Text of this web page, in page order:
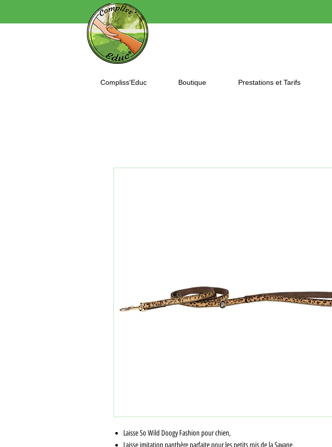
Compliss'Educ Boutique Prestations et Tarifs
Laisse So Wild Doogy Fashion pour chien,
Laisse imitation panthère parfaite pour les petits rois de la Savane,